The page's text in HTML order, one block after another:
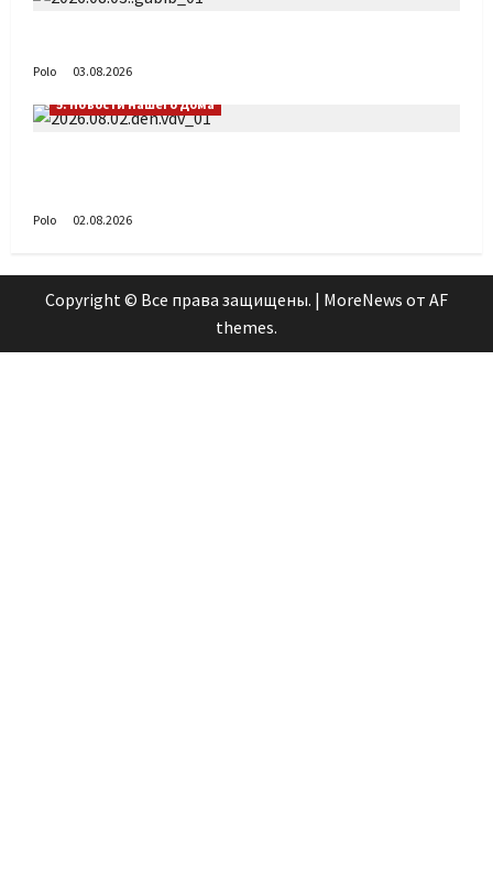
Polo
03.08.2026
5. Новости нашего Дома
Polo 02.08.2026
Copyright © Все права защищены. | MoreNews от AF
themes.